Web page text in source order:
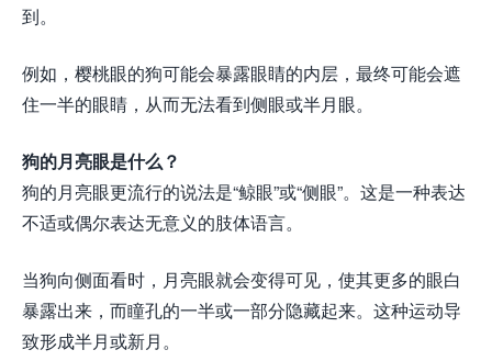
到。
例如，樱桃眼的狗可能会暴露眼睛的内层，最终可能会遮
住一半的眼睛，从而无法看到侧眼或半月眼。
狗的月亮眼是什么？
狗的月亮眼更流行的说法是“鲸眼”或“侧眼”。这是一种表达
不适或偶尔表达无意义的肢体语言。
当狗向侧面看时，月亮眼就会变得可见，使其更多的眼白
暴露出来，而瞳孔的一半或一部分隐藏起来。这种运动导
致形成半月或新月。